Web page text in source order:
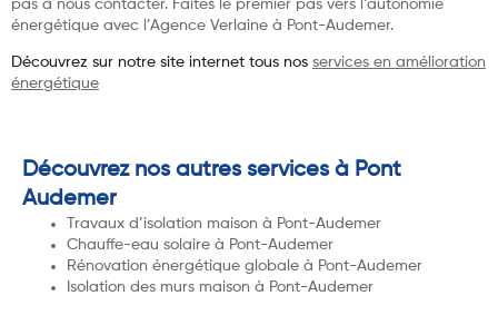
pas à nous contacter. Faites le premier pas vers l’autonomie
énergétique avec l’Agence Verlaine à Pont-Audemer.
Découvrez sur notre site internet tous nos services en amélioration
énergétique
Découvrez nos autres services à Pont
Audemer
Travaux d’isolation maison à Pont-Audemer
Chauffe-eau solaire à Pont-Audemer
Rénovation énergétique globale à Pont-Audemer
Isolation des murs maison à Pont-Audemer